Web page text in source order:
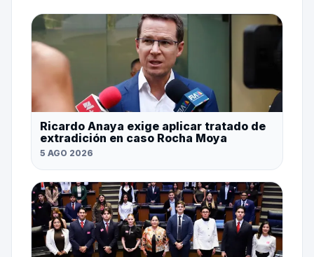
Ricardo Anaya exige aplicar tratado de
extradición en caso Rocha Moya
5 AGO 2026